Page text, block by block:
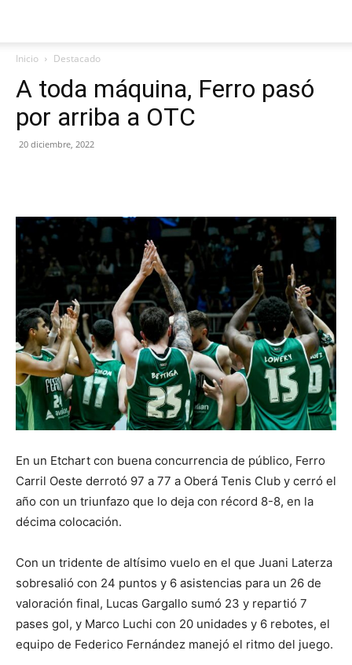
Inicio Destacado
A toda máquina, Ferro pasó
por arriba a OTC
20 diciembre, 2022
En un Etchart con buena concurrencia de público, Ferro
Carril Oeste derrotó 97 a 77 a Oberá Tenis Club y cerró el
año con un triunfazo que lo deja con récord 8-8, en la
décima colocación.
Con un tridente de altísimo vuelo en el que Juani Laterza
sobresalió con 24 puntos y 6 asistencias para un 26 de
valoración final, Lucas Gargallo sumó 23 y repartió 7
pases gol, y Marco Luchi con 20 unidades y 6 rebotes, el
equipo de Federico Fernández manejó el ritmo del juego.